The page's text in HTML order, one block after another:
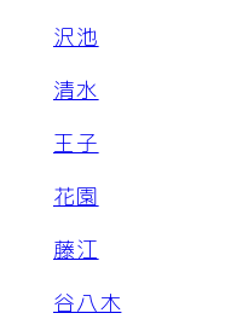
沢池
清水
王子
花園
藤江
谷八木